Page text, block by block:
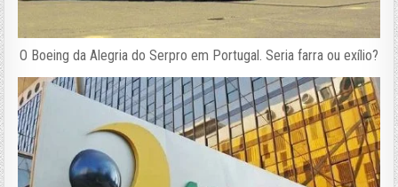
O Boeing da Alegria do Serpro em Portugal. Seria farra ou exílio?